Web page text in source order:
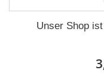
Unser Shop